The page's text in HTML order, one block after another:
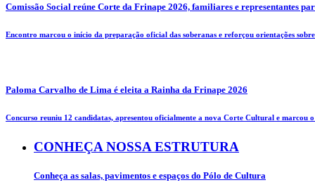
Comissão Social reúne Corte da Frinape 2026, familiares e representantes
Encontro marcou o início da preparação oficial das soberanas e reforçou orientações
Paloma Carvalho de Lima é eleita a Rainha da Frinape 2026
Concurso reuniu 12 candidatas, apresentou oficialmente a nova Corte Cultural e marcou
CONHEÇA NOSSA ESTRUTURA
Conheça as salas, pavimentos e espaços do Pólo de Cultura